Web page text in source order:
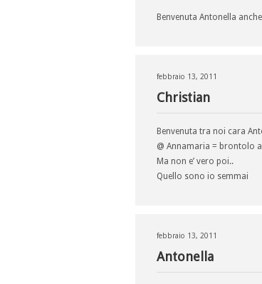
Benvenuta Antonella
febbraio 13, 2011
Christian
Benvenuta tra noi cara
@ Annamaria = brontolo
Ma non e’ vero poi..
Quello sono io semmai
febbraio 13, 2011
Antonella